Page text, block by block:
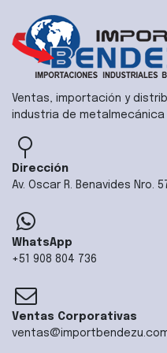
Ventas, importación y
industria de metalmecánica
Dirección
Av. Oscar R. Benavides Nro.
WhatsApp
+51 908 804 736
Ventas Corporativas